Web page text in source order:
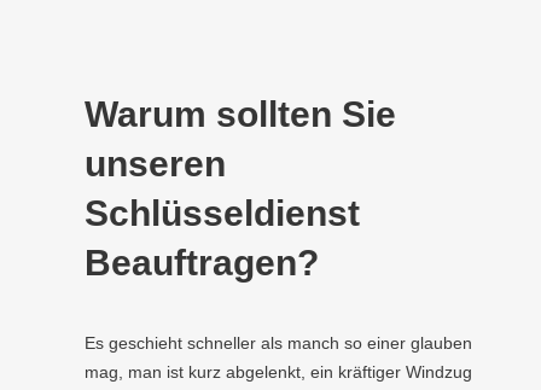
Warum sollten Sie
unseren
Schlüsseldienst
Beauftragen?
Es geschieht schneller als manch so einer glauben
mag, man ist kurz abgelenkt, ein kräftiger Windzug